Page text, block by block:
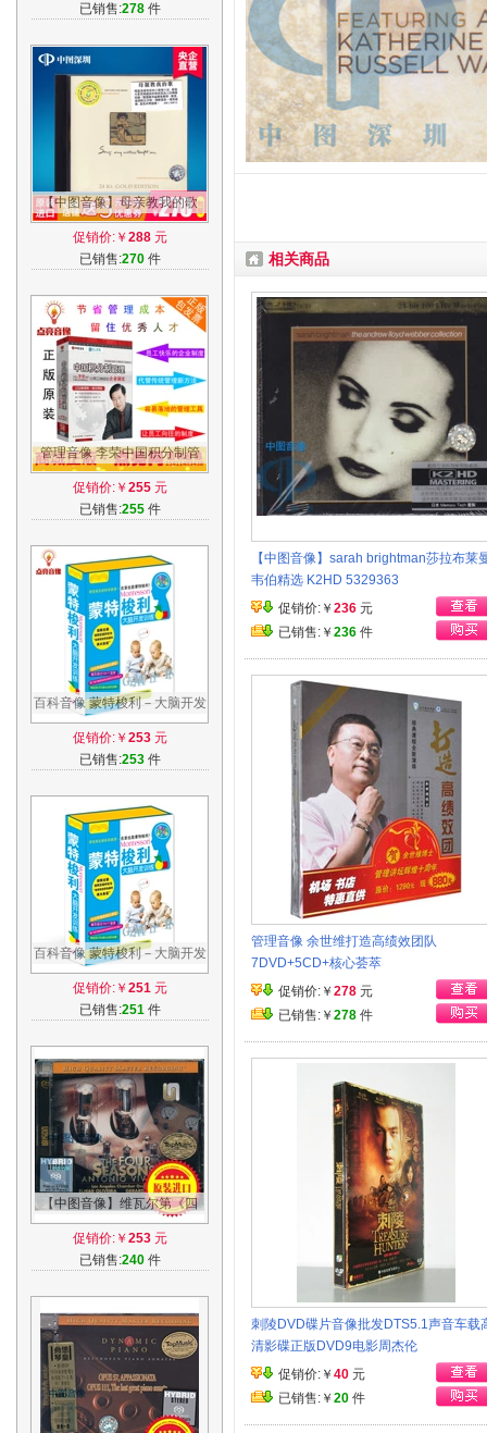
已销售:278件
【中图音像】母亲教我的歌
24K金碟 CD [原装正版]--
JMR1G
促销价:￥ 288元
已销售:270件
管理音像 李荣中国积分制管
理-让员工向往的企业制度
5DVD现货
促销价:￥ 255元
已销售:255件
百科音像 蒙特梭利－大脑开发
精装DVD 天才早教方案 启蒙
光碟
促销价:￥ 253元
已销售:253件
百科音像 蒙特梭利－大脑开发
精装DVD 天才早教方案 启蒙
光碟
促销价:￥ 251元
已销售:251件
【中图音像】维瓦尔第《四
季》发烧天碟-胆机 原装进口-
现货
促销价:￥ 253元
已销售:240件
相关商品
【中图音像】sarah brightman莎拉布莱
韦伯精选 K2HD 5329363
促销价:￥ 236 元
已销售:￥ 236 件
管理音像 余世维打造高绩效团队
7DVD+5CD+核心荟萃
促销价:￥ 278 元
已销售:￥ 278 件
刺陵DVD碟片音像批发DTS5.1声音车载
清影碟正版DVD9电影周杰伦
促销价:￥ 40 元
已销售:￥ 20 件